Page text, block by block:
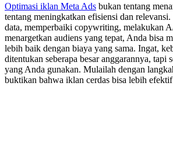
Optimasi iklan Meta Ads bukan tentang
tentang meningkatkan efisiensi dan
data, memperbaiki copywriting, melakukan
menargetkan audiens yang tepat, Anda bisa
lebih baik dengan biaya yang sama. Ingat,
ditentukan seberapa besar anggarannya, tapi
yang Anda gunakan. Mulailah dengan
buktikan bahwa iklan cerdas bisa lebih